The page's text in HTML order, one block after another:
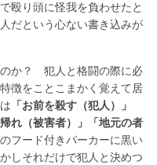
殴り頭に怪我を負わせたと
だという心ない書き込みが
か？ 犯人と格闘の際に必
徴をことこまかく覚えて居
「お前を殺す（犯人）」
れ（被害者）」「地元の者
フード付きパーカーに黒い
しそれだけで犯人と決めつ